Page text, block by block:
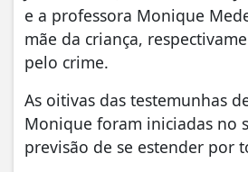
e a professora Monique
mãe da criança,
pelo crime.
As oitivas das testemunhas
Monique foram iniciadas no
previsão de se estender por